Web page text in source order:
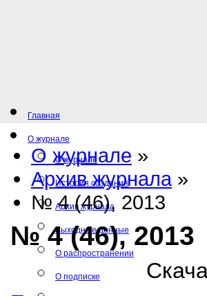
Главная
О журнале
О журнале
История создания
Архив журнала
Выходные данные
О распространении
О подписке
О журнале »
Архив журнала»
№ 4 (46), 2013
№ 4 (46), 2013